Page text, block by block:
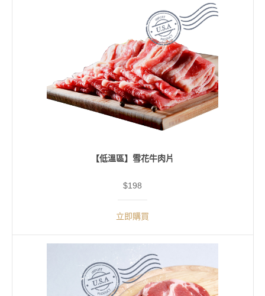
【低溫區】雪花牛肉片
$198
立即購買